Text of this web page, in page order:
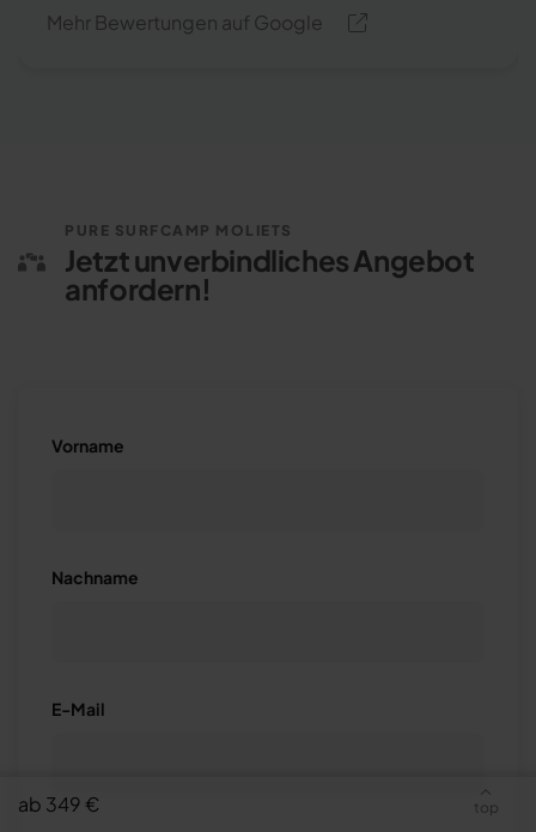
Mehr Bewertungen auf Google
PURE SURFCAMP MOLIETS
Jetzt unverbindliches Angebot
anfordern!
Vorname
Nachname
E-Mail
ab 349 € top